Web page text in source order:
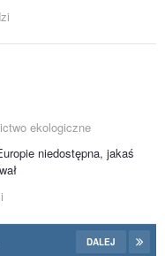
ekologiczne
niedostępna, jakaś
DALEJ